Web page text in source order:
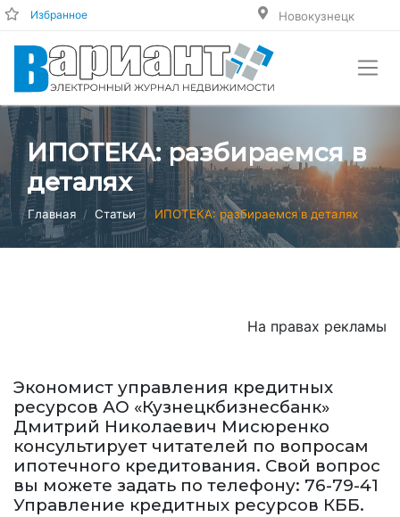
Избранное Новокузнецк
ИПОТЕКА: разбираемся в
деталях
Главная Статьи ИПОТЕКА: разбираемся в деталях
На правах рекламы
Экономист управления кредитных
ресурсов АО «Кузнецкбизнесбанк»
Дмитрий Николаевич Мисюренко
консультирует читателей по вопросам
ипотечного кредитования. Свой вопрос
вы можете задать по телефону: 76-79-41
Управление кредитных ресурсов КББ.